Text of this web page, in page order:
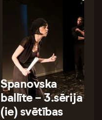
Spanovska
ballīte - 3.sērija
(ie) svētības